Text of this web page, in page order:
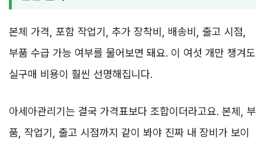
본체 가격, 포함 작업기, 추가 장착비, 배송비, 출고 시점,
부품 수급 가능 여부를 물어보면 돼요. 이 여섯 개만 챙겨도
실구매 비용이 훨씬 선명해집니다.
아세아관리기는 결국 가격표보다 조합이더라고요. 본체, 부
품, 작업기, 출고 시점까지 같이 봐야 진짜 내 장비가 보이